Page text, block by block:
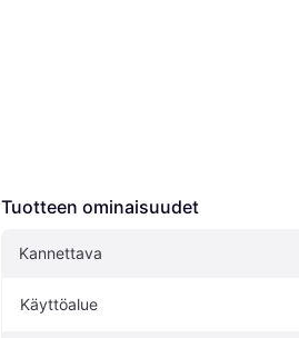
Tuotteen ominaisuudet
Kannettava
Käyttöalue